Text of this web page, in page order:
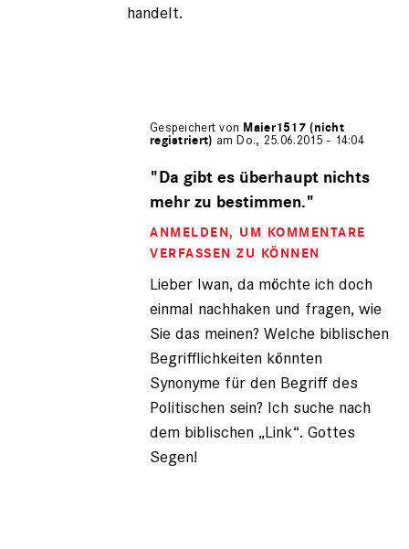
handelt.
Gespeichert von Maier1517 (nicht
registriert) am Do., 25.06.2015 - 14:04
auf
Iwan
der
Schre…
registriert)
"Da gibt es überhaupt nichts
mehr zu bestimmen."
ANMELDEN, UM KOMMENTARE
VERFASSEN ZU KÖNNEN
Lieber Iwan, da möchte ich doch
einmal nachhaken und fragen, wie
Sie das meinen? Welche biblischen
Begrifflichkeiten könnten
Synonyme für den Begriff des
Politischen sein? Ich suche nach
dem biblischen „Link“. Gottes
Segen!